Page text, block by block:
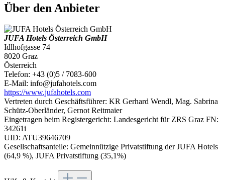
Über den Anbieter
JUFA Hotels Österreich GmbH
Idlhofgasse 74
8020 Graz
Österreich
Telefon: +43 (0)5 / 7083-600
E-Mail: info@jufahotels.com
https://www.jufahotels.com
Vertreten durch Geschäftsführer: KR Gerhard Wendl, Mag. Sabrina
Schütz-Oberländer, Gernot Reitmaier
Eingetragen beim Registergericht: Landesgericht für ZRS Graz FN:
34261i
UID: ATU39646709
Gesellschaftsanteile: Gemeinnützige Privatstiftung der JUFA Hotels
(64,9 %), JUFA Privatstiftung (35,1%)